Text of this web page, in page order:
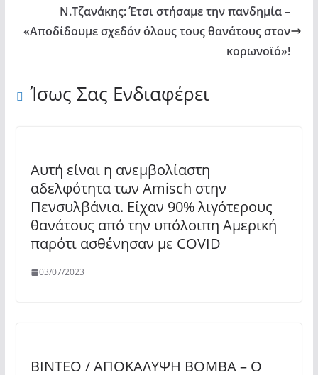
Ν.Τζανάκης: Έτσι στήσαμε την πανδημία –
«Αποδίδουμε σχεδόν όλους τους θανάτους στον
κορωνοϊό»!
Ίσως Σας Ενδιαφέρει
Aυτή είναι η ανεμβολίαστη
αδελφότητα των Amisch στην
Πενσυλβάνια. Είχαν 90% λιγότερους
θανάτους από την υπόλοιπη Αμερική
παρότι ασθένησαν με COVID
03/07/2023
BINTEO / ΑΠΟΚΑΛΥΨΗ BOMBA – O